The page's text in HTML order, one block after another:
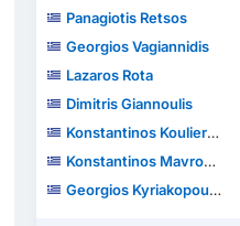
Panagiotis Retsos
Georgios Vagiannidis
Lazaros Rota
Dimitris Giannoulis
Konstantinos Koulierakis
Konstantinos Mavropanos
Georgios Kyriakopoulos